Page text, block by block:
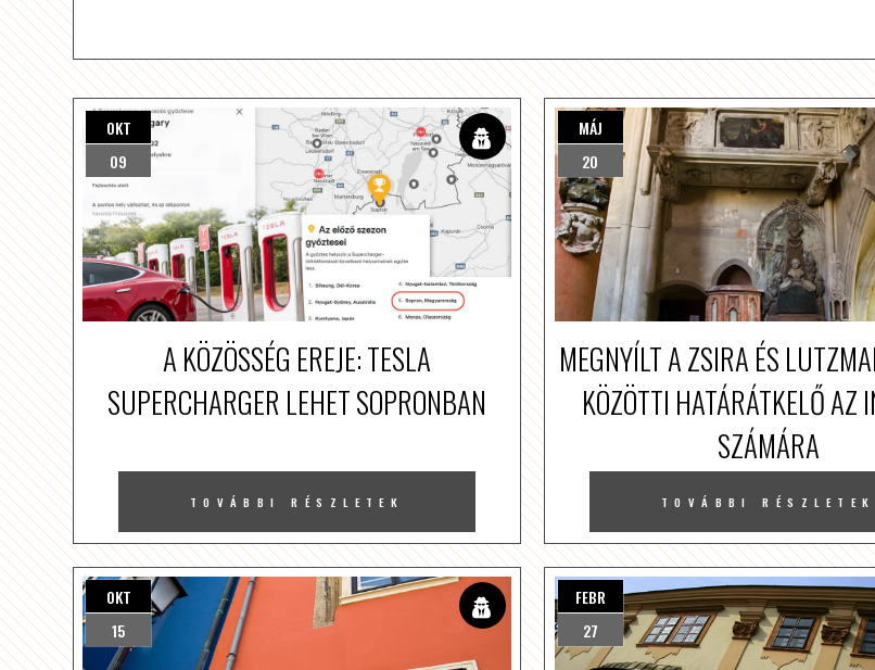
OKT
09
A KÖZÖSSÉG EREJE: TESLA
SUPERCHARGER LEHET SOPRONBAN
TOVÁBBI RÉSZLETEK
MÁJ
20
MEGNYÍLT A ZSIRA ÉS
KÖZÖTTI HATÁRÁTKELŐ AZ
SZÁMÁRA
TOVÁBBI RÉSZLETEK
OKT
15
FEBR
27